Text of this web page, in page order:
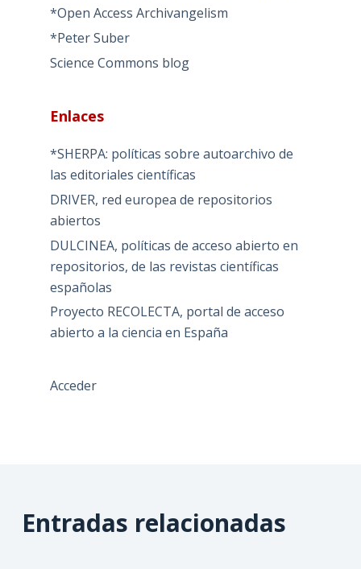
*Open Access Archivangelism
*Peter Suber
Science Commons blog
Enlaces
*SHERPA: políticas sobre autoarchivo de
las editoriales científicas
DRIVER, red europea de repositorios
abiertos
DULCINEA, políticas de acceso abierto en
repositorios, de las revistas científicas
españolas
Proyecto RECOLECTA, portal de acceso
abierto a la ciencia en España
Acceder
Entradas relacionadas